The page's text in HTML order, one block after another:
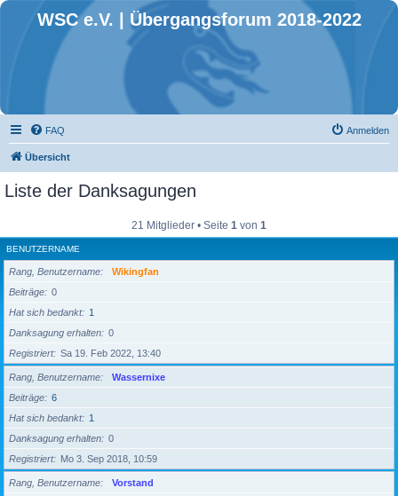
WSC e.V. | Übergangsforum 2018-2022
FAQ Anmelden
Übersicht
Liste der Danksagungen
21 Mitglieder • Seite 1 von 1
BENUTZERNAME
Rang, Benutzername
Wikingfan
Beiträge
0
Hat sich bedankt
1
Danksagung erhalten
0
Registriert
Sa 19. Feb 2022, 13:40
Rang, Benutzername
Wassernixe
Beiträge
6
Hat sich bedankt
1
Danksagung erhalten
0
Registriert
Mo 3. Sep 2018, 10:59
Rang, Benutzername
Vorstand